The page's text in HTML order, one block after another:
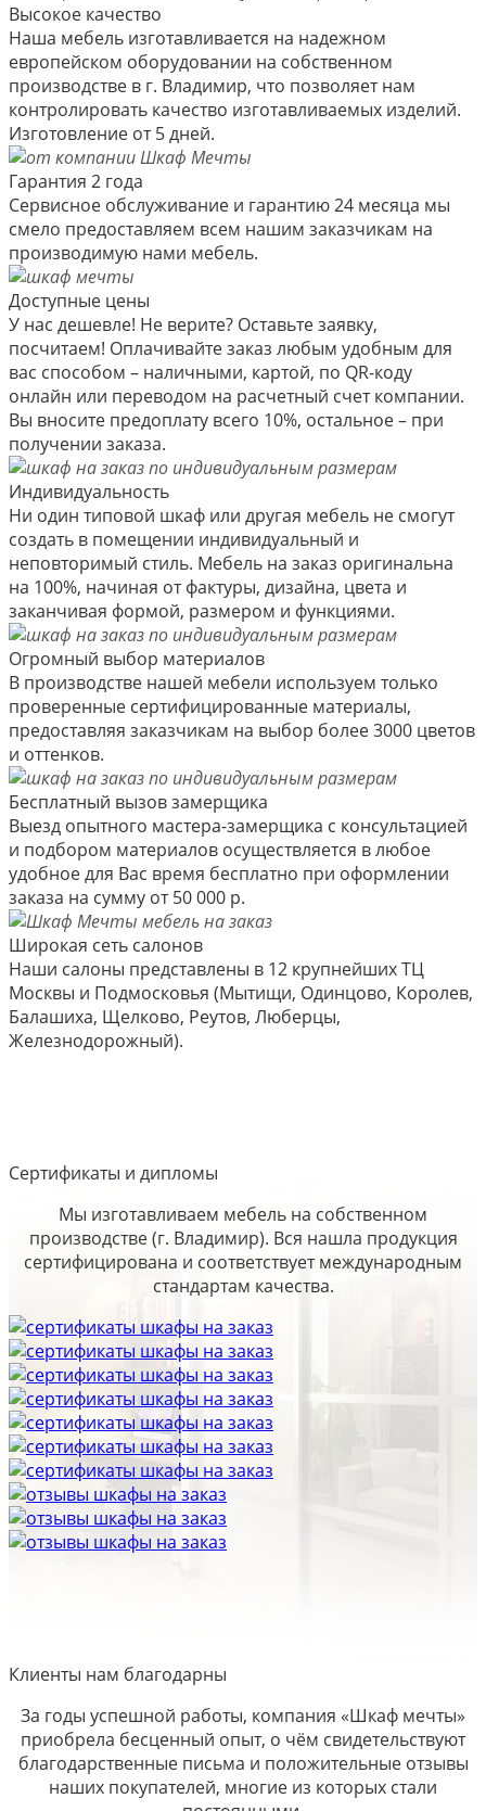
Высокое качество
Наша мебель изготавливается на надежном
европейском оборудовании на собственном
производстве в г. Владимир, что позволяет нам
контролировать качество изготавливаемых изделий.
Изготовление от 5 дней.
Гарантия 2 года
Сервисное обслуживание и гарантию 24 месяца мы
смело предоставляем всем нашим заказчикам на
производимую нами мебель.
Доступные цены
У нас дешевле! Не верите? Оставьте заявку,
посчитаем! Оплачивайте заказ любым удобным для
вас способом – наличными, картой, по QR-коду
онлайн или переводом на расчетный счет компании.
Вы вносите предоплату всего 10%, остальное – при
получении заказа.
Индивидуальность
Ни один типовой шкаф или другая мебель не смогут
создать в помещении индивидуальный и
неповторимый стиль. Мебель на заказ оригинальна
на 100%, начиная от фактуры, дизайна, цвета и
заканчивая формой, размером и функциями.
Огромный выбор материалов
В производстве нашей мебели используем только
проверенные сертифицированные материалы,
предоставляя заказчикам на выбор более 3000 цветов
и оттенков.
Бесплатный вызов замерщика
Выезд опытного мастера-замерщика с консультацией
и подбором материалов осуществляется в любое
удобное для Вас время бесплатно при оформлении
заказа на сумму от 50 000 р.
Широкая сеть салонов
Наши салоны представлены в 12 крупнейших ТЦ
Москвы и Подмосковья (Мытищи, Одинцово, Королев,
Балашиха, Щелково, Реутов, Люберцы,
Железнодорожный).
Сертификаты и дипломы
Мы изготавливаем мебель на собственном
производстве (г. Владимир). Вся нашла продукция
сертифицирована и соответствует международным
стандартам качества.
Клиенты нам благодарны
За годы успешной работы, компания «Шкаф мечты»
приобрела бесценный опыт, о чём свидетельствуют
благодарственные письма и положительные отзывы
наших покупателей, многие из которых стали